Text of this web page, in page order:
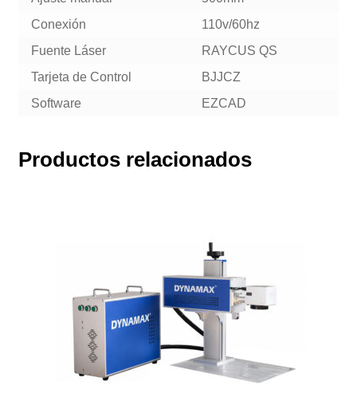
Conexión
110v/60hz
Fuente Láser
RAYCUS QS
Tarjeta de Control
BJJCZ
Software
EZCAD
Productos relacionados